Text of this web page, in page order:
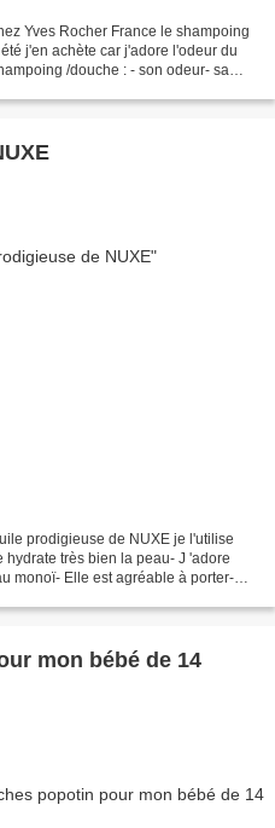
Yves Rocher France le shampoing
j'en achète car j'adore l'odeur du
/douche : - son odeur- sa
prodigieuse de NUXE je l'utilise
hydrate très bien la peau- J 'adore
monoï- Elle est agréable à porter-
mon bébé de 14